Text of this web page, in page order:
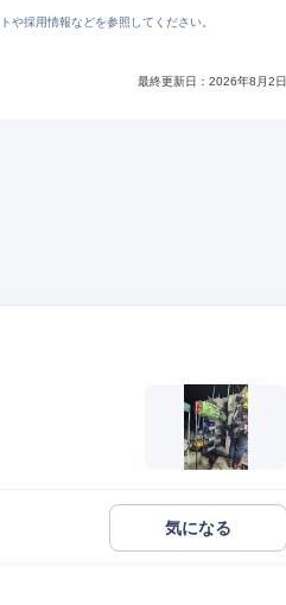
や採用情報などを参照してください。
最終更新日： 2026年8月2日
気になる